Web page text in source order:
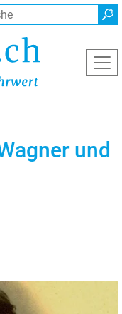
und